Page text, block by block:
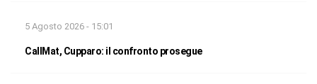
5 Agosto 2026 - 15:01
CallMat, Cupparo: il confronto prosegue